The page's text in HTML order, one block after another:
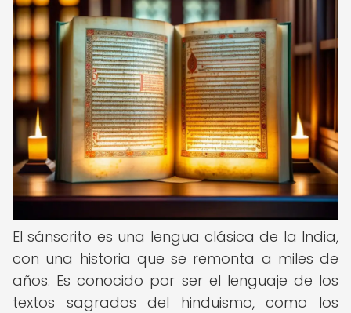
El sánscrito es una lengua clásica de la India,
con una historia que se remonta a miles de
años. Es conocido por ser el lenguaje de los
textos sagrados del hinduismo, como los